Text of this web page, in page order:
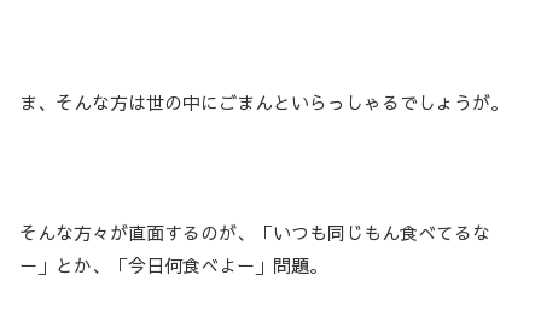
ま、そんな方は世の中にごまんといらっしゃるでしょうが。
そんな方々が直面するのが、「いつも同じもん食べてるな
ー」とか、「今日何食べよー」問題。